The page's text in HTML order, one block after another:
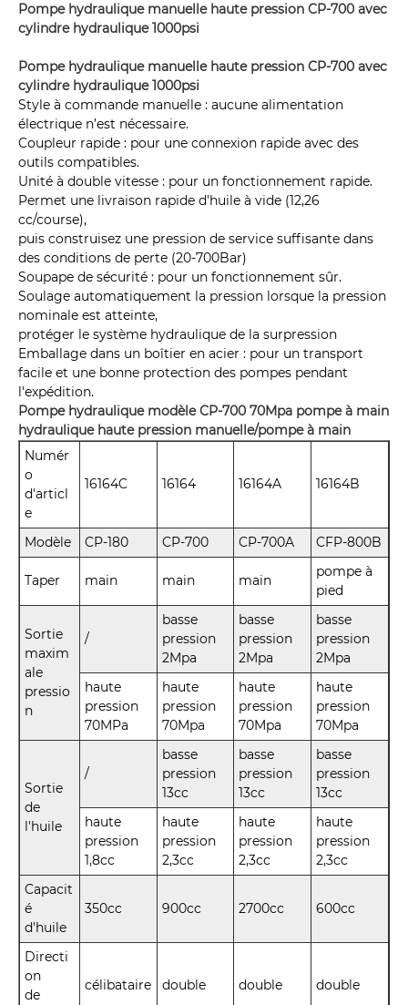
Pompe hydraulique manuelle haute pression CP-700 avec
cylindre hydraulique 1000psi
Pompe hydraulique manuelle haute pression CP-700 avec
cylindre hydraulique 1000psi
Style à commande manuelle : aucune alimentation
électrique n’est nécessaire.
Coupleur rapide : pour une connexion rapide avec des
outils compatibles.
Unité à double vitesse : pour un fonctionnement rapide.
Permet une livraison rapide d'huile à vide (12,26
cc/course),
puis construisez une pression de service suffisante dans
des conditions de perte (20-700Bar)
Soupape de sécurité : pour un fonctionnement sûr.
Soulage automatiquement la pression lorsque la pression
nominale est atteinte,
protéger le système hydraulique de la surpression
Emballage dans un boîtier en acier : pour un transport
facile et une bonne protection des pompes pendant
l'expédition.
Pompe hydraulique modèle CP-700 70Mpa pompe à main
hydraulique haute pression manuelle/pompe à main
Numér
o
d'articl
e
16164C 16164 16164A 16164B
Modèle CP-180 CP-700 CP-700A CFP-800B
Taper main main main
pompe à
pied
Sortie
maxim
ale
pressio
n
/
basse
pression
2Mpa
basse
pression
2Mpa
basse
pression
2Mpa
haute
pression
70MPa
haute
pression
70Mpa
haute
pression
70Mpa
haute
pression
70Mpa
Sortie
de
l'huile
/
basse
pression
13cc
basse
pression
13cc
basse
pression
13cc
haute
pression
1,8cc
haute
pression
2,3cc
haute
pression
2,3cc
haute
pression
2,3cc
Capacit
é
d'huile
350cc 900cc 2700cc 600cc
Directi
on
de
célibataire double double double